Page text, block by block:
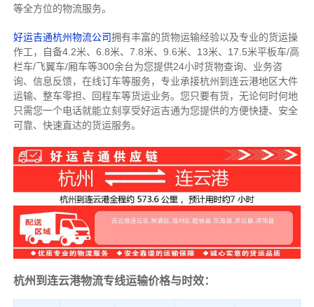
等全方位的物流服务。
好运吉通杭州物流公司拥有丰富的货物运输经验以及专业的货运操
作工，自备4.2米、6.8米、7.8米、9.6米、13米、17.5米平板车/高
栏车/飞翼车/厢车等300余台为您提供24小时货物查询、业务咨
询、信息反馈，在线订车等服务， 专业承接杭州到连云港地区大件
运输、整车零担、回程车等货运业务。 您只要有货，无论何时何地
只需您一个电话就能立刻享受好运吉通为您提供的方便快捷、安全
可靠、快速直达的货运服务。
杭州到连云港物流专线运输价格与时效：